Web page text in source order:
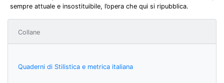
sempre attuale e insostituibile, l’opera che qui si ripubblica.
Collane
Quaderni di Stilistica e metrica italiana